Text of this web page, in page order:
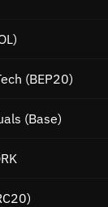
(BEP20)
(Base)